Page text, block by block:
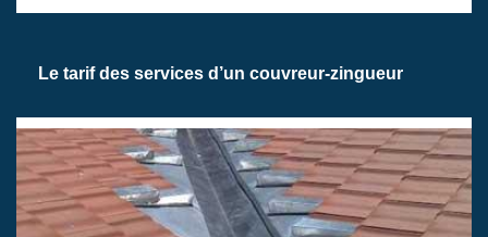
Le tarif des services d’un couvreur-zingueur